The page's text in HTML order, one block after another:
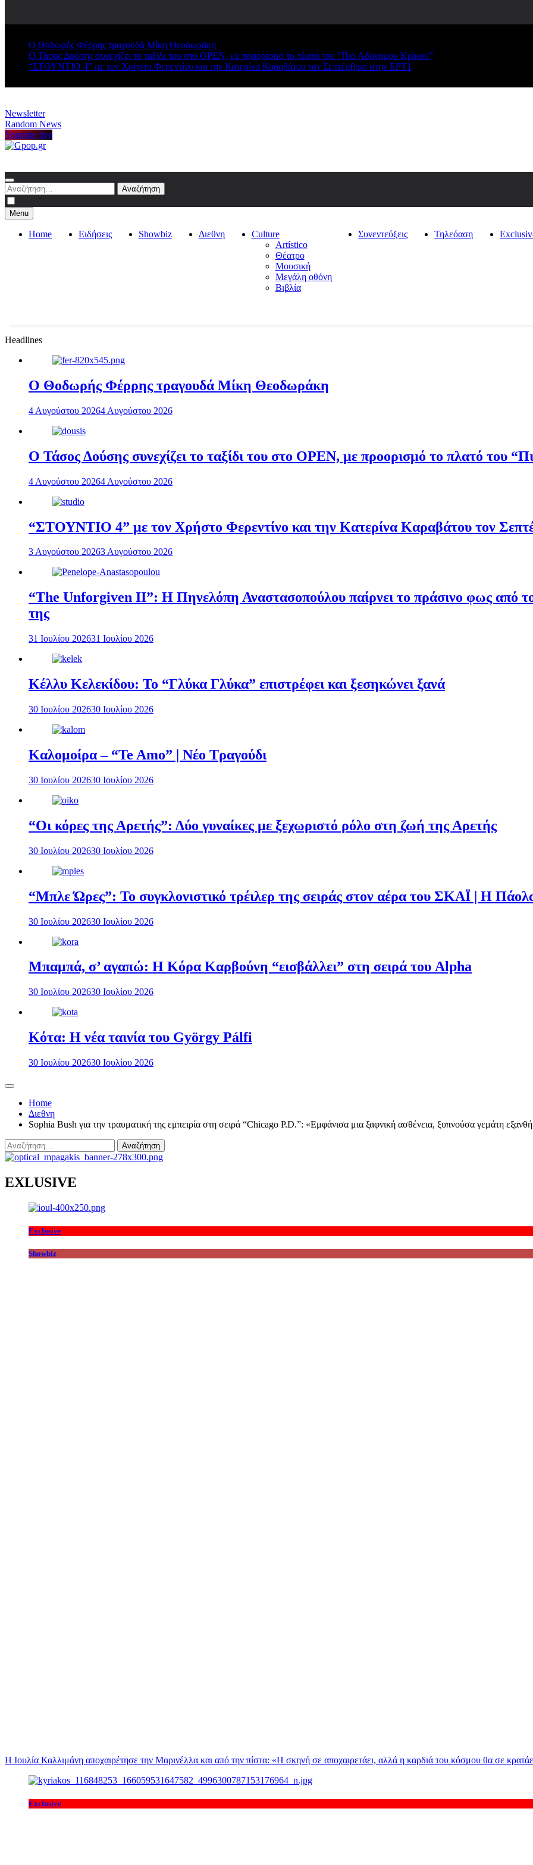
Ο Θοδωρής Φέρρης τραγουδά Μίκη Θεοδωράκη
Ο Τάσος Δούσης συνεχίζει το ταξίδι του στο OPEN, με προορισμό το πλατό του “Πιο Αδύναμου Κρίκου”
“ΣΤΟΥΝΤΙΟ 4” με τον Χρήστο Φερεντίνο και την Κατερίνα Καραβάτου τον Σεπτέμβριο στην ΕΡΤ1
Newsletter
Random News
Youtube live
Αναζήτηση
για:
Menu
Home Ειδήσεις Showbiz Διεθνη
Culture
Artístico
Θέατρο
Μουσική
Μεγάλη οθόνη
Βιβλία
Συνεντεύξεις Τηλεόαση
Headlines
Ο Θοδωρής Φέρρης τραγουδά Μίκη Θεοδωράκη
4 Αυγούστου 20264 Αυγούστου 2026
Ο Τάσος Δούσης συνεχίζει το ταξίδι του στο OPEN, με προορισμό το πλατό του
4 Αυγούστου 20264 Αυγούστου 2026
“ΣΤΟΥΝΤΙΟ 4” με τον Χρήστο Φερεντίνο και την Κατερίνα Καραβάτου τον
3 Αυγούστου 20263 Αυγούστου 2026
“The Unforgiven II”: Η Πηνελόπη Αναστασοπούλου παίρνει το πράσινο φως από
της
31 Ιουλίου 202631 Ιουλίου 2026
Κέλλυ Κελεκίδου: Το “Γλύκα Γλύκα” επιστρέφει και ξεσηκώνει ξανά
30 Ιουλίου 202630 Ιουλίου 2026
Καλομοίρα – “Te Amo” | Νέο Τραγούδι
30 Ιουλίου 202630 Ιουλίου 2026
“Οι κόρες της Αρετής”: Δύο γυναίκες με ξεχωριστό ρόλο στη ζωή της Αρετής
30 Ιουλίου 202630 Ιουλίου 2026
“Μπλε Ώρες”: Το συγκλονιστικό τρέιλερ της σειράς στον αέρα του ΣΚΑΪ | Η
30 Ιουλίου 202630 Ιουλίου 2026
Μπαμπά, σ’ αγαπώ: Η Κόρα Καρβούνη “εισβάλλει” στη σειρά του Alpha
30 Ιουλίου 202630 Ιουλίου 2026
Κότα: Η νέα ταινία του György Pálfi
30 Ιουλίου 202630 Ιουλίου 2026
Home
Διεθνη
Sophia Bush για την τραυματική της εμπειρία στη σειρά “Chicago P.D.”: «Εμφάνισα μια ξαφνική ασθένεια, ξυπνούσα γεμάτη
Αναζήτηση
για:
EXLUSIVE
Exclusive
Showbiz
Η Ιουλία Καλλιμάνη αποχαιρέτησε την Μαρινέλλα και από την πίστα: «H σκηνή σε αποχαιρετάει, αλλά η καρδιά του κόσμου θα σε
Exclusive